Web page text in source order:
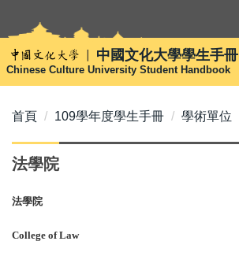
到
主
要
內
區
中國文化大學學生手冊
Chinese Culture University Student Handbook
首頁 109學年度學生手冊 學術單位
法學院
法學院
College of Law